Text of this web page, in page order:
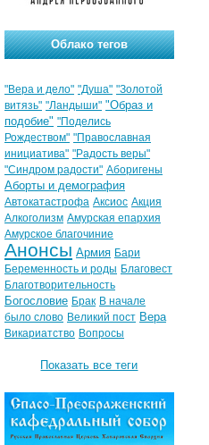
Облако тегов
"Вера и дело" "Душа" "Золотой
витязь" "Ландыши" "Образ и
подобие" "Поделись
Рождеством" "Православная
инициатива" "Радость веры"
"Синдром радости" Аборигены
Аборты и демография
Автокатастрофа Аксиос Акция
Алкоголизм Амурская епархия
Амурское благочиние
Анонсы Армия Бари
Беременность и роды Благовест
Благотворительность
Богословие Брак В начале
было слово Великий пост Вера
Викариатство Вопросы
Показать все теги